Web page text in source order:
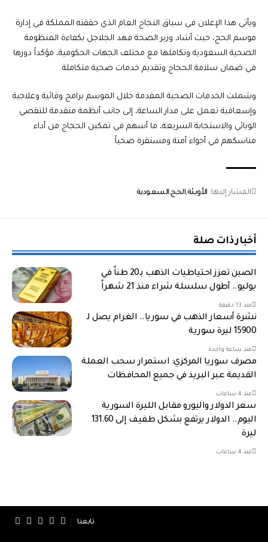
ويأتي هذا الإعلان في سياق النجاح العام الذي حققته المملكة في إدارة
موسم الحج، حيث أشاد وزير الصحة فهد الجلاجل بكفاءة المنظومة
الصحية السعودية وتكاملها مع مختلف الجهات الحكومية، مؤكداً دورها
في ضمان سلامة الحجاج وتقديم خدمات صحية متكاملة.
وشملت الخدمات الصحية المقدمة خلال الموسم برامج وقائية وعلاجية
وإسعافية تعمل على مدار الساعة، إلى جانب أنظمة متقدمة للتقصي
الوبائي والاستجابة السريعة، ما أسهم في تمكين الحجاج من أداء
مناسكهم في أجواء آمنة ومستقرة صحياً.
المشار إليها: الأوبئةالحج السعودية
أخبار ذات صلة
الصين تعزز احتياطيات الذهب بـ20 طناً في
يوليو.. أطول سلسلة شراء منذ 21 شهراً
منذ 13 دقيقة
نشرة أسعار الذهب في سوريا.. الغرام يصل لـ
15900 ليرة سورية
منذ ساعة واحدة
مصرف سوريا المركزي: استمرار سحب العملة
القديمة عبر البريد في جميع المحافظات
منذ 4 ساعات
سعر الدولار واليورو مقابل الليرة السورية
اليوم.. الدولار يرتفع بشكل طفيف إلى 131.60
ليرة
منذ 4 ساعات
تابعنا